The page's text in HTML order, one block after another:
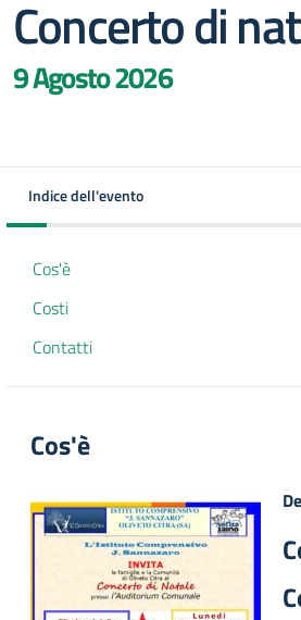
Concerto di
9 Agosto 2026
Indice dell'evento
Cos'è
Costi
Contatti
Cos'è